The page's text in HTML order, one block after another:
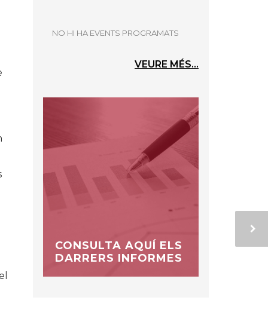
NO HI HA EVENTS PROGRAMATS
VEURE MÉS...
CONSULTA AQUÍ ELS
DARRERS INFORMES